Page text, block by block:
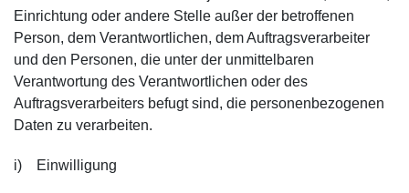
Einrichtung oder andere Stelle außer der betroffenen
Person, dem Verantwortlichen, dem Auftragsverarbeiter
und den Personen, die unter der unmittelbaren
Verantwortung des Verantwortlichen oder des
Auftragsverarbeiters befugt sind, die personenbezogenen
Daten zu verarbeiten.
i) Einwilligung